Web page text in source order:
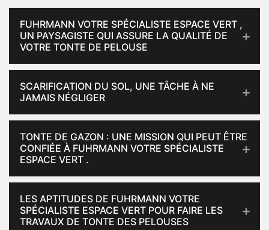
FUHRMANN VOTRE SPÉCIALISTE ESPACE VERT ,
UN PAYSAGISTE QUI ASSURE LA QUALITÉ DE
VOTRE TONTE DE PELOUSE
SCARIFICATION DU SOL, UNE TÂCHE À NE
JAMAIS NÉGLIGER
TONTE DE GAZON : UNE MISSION QUI PEUT ÊTRE
CONFIÉE À FUHRMANN VOTRE SPÉCIALISTE
ESPACE VERT .
LES APTITUDES DE FUHRMANN VOTRE
SPÉCIALISTE ESPACE VERT POUR FAIRE LES
TRAVAUX DE TONTE DES PELOUSES